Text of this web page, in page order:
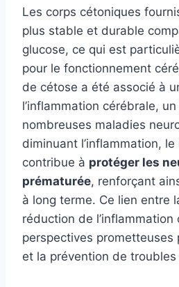
Les corps cétoniques
plus stable et durable
glucose, ce qui est
pour le fonctionnement
de cétose a été associé à
l’inflammation cérébrale,
nombreuses maladies
diminuant l’inflammation,
contribue à protéger les
prématurée, renforçant
à long terme. Ce lien entre
réduction de l’inflammation
perspectives prometteuses
et la prévention de